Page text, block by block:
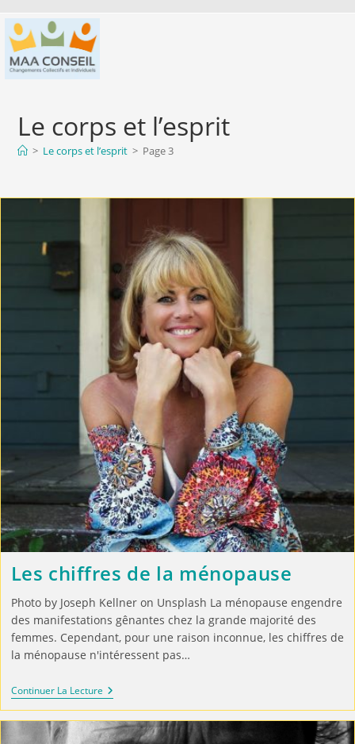
Le corps et l’esprit
> Le corps et l’esprit > Page 3
Les chiffres de la ménopause
Photo by Joseph Kellner on Unsplash La ménopause engendre
des manifestations gênantes chez la grande majorité des
femmes. Cependant, pour une raison inconnue, les chiffres de
la ménopause n'intéressent pas…
Continuer La Lecture